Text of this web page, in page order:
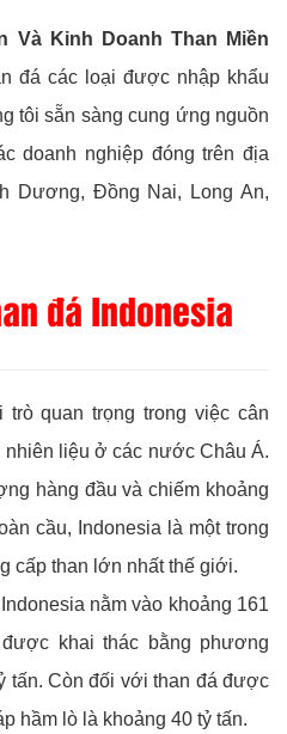
Và Kinh Doanh Than Miền
đá các loại được nhập khẩu
tôi sẵn sàng cung ứng nguồn
doanh nghiệp đóng trên địa
Dương, Đồng Nai, Long An,
đá Indonesia
quan trọng trong việc cân
liệu ở các nước Châu Á.
hàng đầu và chiếm khoảng
cầu, Indonesia là một trong
cấp than lớn nhất thế giới.
nằm vào khoảng 161
khai thác bằng phương
tấn. Còn đối với than đá được
hầm lò là khoảng 40 tỷ tấn.